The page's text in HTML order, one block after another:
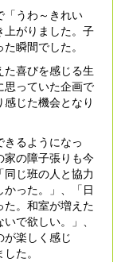
「うわ～きれい
上がりました。子
瞬間でした。
た喜びを感じる生
思っていた企画で
じた機会となり
るようになっ
の障子張りも今
じ班の人と協力
った。」、「日
。和室が増えた
で欲しい。」、
が楽しく感じ
た。